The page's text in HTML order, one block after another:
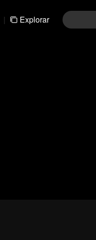
| Explorar